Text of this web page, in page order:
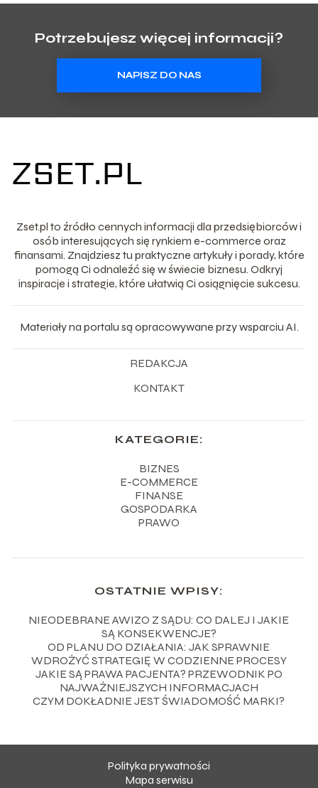
Potrzebujesz więcej informacji?
NAPISZ DO NAS
Zset.pl to źródło cennych informacji dla przedsiębiorców i
osób interesujących się rynkiem e-commerce oraz
finansami. Znajdziesz tu praktyczne artykuły i porady, które
pomogą Ci odnaleźć się w świecie biznesu. Odkryj
inspiracje i strategie, które ułatwią Ci osiągnięcie sukcesu.
Materiały na portalu są opracowywane przy wsparciu AI.
REDAKCJA
KONTAKT
KATEGORIE:
BIZNES
E-COMMERCE
FINANSE
GOSPODARKA
PRAWO
OSTATNIE WPISY:
NIEODEBRANE AWIZO Z SĄDU: CO DALEJ I JAKIE
SĄ KONSEKWENCJE?
OD PLANU DO DZIAŁANIA: JAK SPRAWNIE
WDROŻYĆ STRATEGIĘ W CODZIENNE PROCESY
JAKIE SĄ PRAWA PACJENTA? PRZEWODNIK PO
NAJWAŻNIEJSZYCH INFORMACJACH
CZYM DOKŁADNIE JEST ŚWIADOMOŚĆ MARKI?
Polityka prywatności
Mapa serwisu